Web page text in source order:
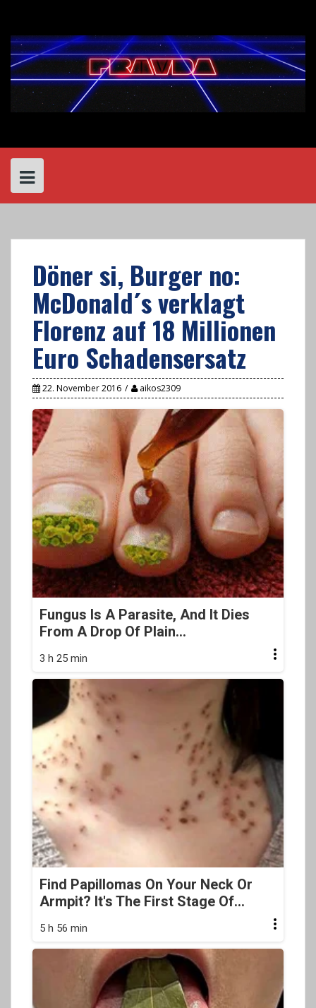
content
Döner si, Burger no:
McDonald´s verklagt
Florenz auf 18 Millionen
Euro Schadensersatz
22. November 2016 aikos2309
Fungus Is A Parasite, And It Dies
From A Drop Of Plain...
3 h 25 min
Find Papillomas On Your Neck Or
Armpit? It's The First Stage Of...
5 h 56 min